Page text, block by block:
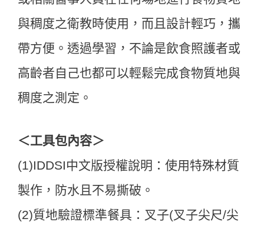
與稠度之衛教時使用，而且設計輕巧，攜
帶方便。透過學習，不論是飲食照護者或
高齡者自己也都可以輕鬆完成食物質地與
稠度之測定。
＜工具包內容＞
(1)IDDSI中文版授權說明：使用特殊材質
製作，防水且不易撕破。
(2)質地驗證標準餐具：叉子(叉子尖尺/尖